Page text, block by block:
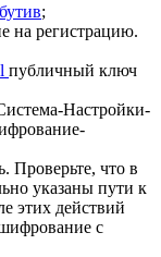
;
на регистрацию.
публичный ключ
Настройки-
что в
указаны пути к
этих действий
с